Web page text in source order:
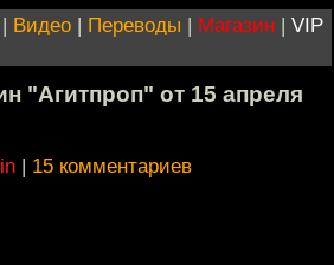
| Видео | Переводы | Магазин | VIP
"Агитпроп" от 15 апреля
| 15 комментариев